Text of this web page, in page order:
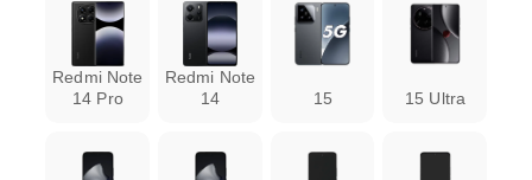
Замена динамика от 1000.00 ₽
Замена микрофона от 1000.00 ₽
Redmi Note
14 Pro
Redmi Note
14
15 15 Ultra